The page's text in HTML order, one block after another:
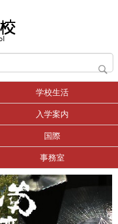
学校生活
入学案内
国際
事務室